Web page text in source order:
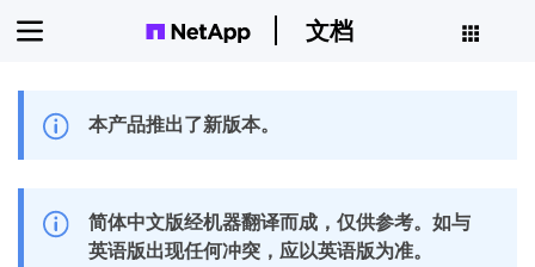
文档
本产品推出了新版本。
简体中文版经机器翻译而成，仅供参考。如与
英语版出现任何冲突，应以英语版为准。